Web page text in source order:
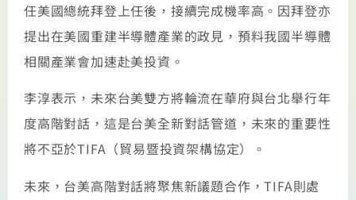
任美國總統拜登上任後，接續完成機率高。因拜登亦
提出在美國重建半導體產業的政見，預料我國半導體
相關產業會加速赴美投資。
李淳表示，未來台美雙方將輪流在華府與台北舉行年
度高階對話，這是台美全新對話管道，未來的重要性
將不亞於TIFA（貿易暨投資架構協定）。
未來，台美高階對話將聚焦新議題合作，TIFA則處